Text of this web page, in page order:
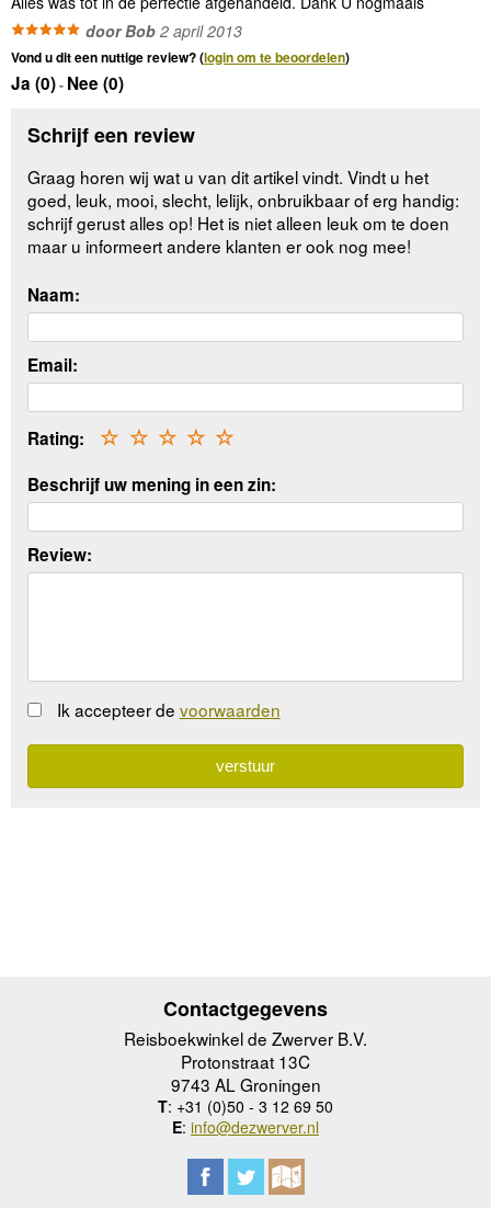
door Bob 2 april 2013
Vond u dit een nuttige review? (login om te beoordelen)
Ja (0)- Nee (0)
Schrijf een review
Graag horen wij wat u van dit artikel vindt. Vindt u het
goed, leuk, mooi, slecht, lelijk, onbruikbaar of erg handig:
schrijf gerust alles op! Het is niet alleen leuk om te doen
maar u informeert andere klanten er ook nog mee!
Naam:
Email:
Rating: ☆
☆
☆
☆
☆
Beschrijf uw mening in een zin:
Review:
Ik accepteer de voorwaarden
Contactgegevens
Reisboekwinkel de Zwerver B.V.
Protonstraat 13C
9743 AL Groningen
T: +31 (0)50 - 3 12 69 50
E: info@dezwerver.nl